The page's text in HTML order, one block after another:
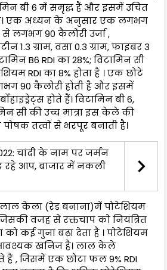
बी 6 में समृद्ध हैं और इसमें उचित
है। एक अध्यन के अनुसार एक लगभग
लगभग 90 कैलोरी उर्जा ,
1.3 ग्राम, वसा 0.3 ग्राम, फाइबर 3
B6 RDI का 28%; विटामिन सी
RDI का 8% होता है । एक छोटे
90 कैलोरी होती है और इसमें
होते हैं। विटामिन बी 6,
सी की उच्च मात्रा इस केले की
तत्वों से भरपूर बनाती है।
चांदी के नाम पर जर्मन
रहे आप, बाजार में नकली
केला (रेड बनाना)में पोटेशियम
वजह से रक्तचाप को नियंत्रित
कई गुना बढ़ा देता है । पोटेशियम
खनिज है। लाल केले
हैं , जिसमें एक छोटा फल 9% RDI